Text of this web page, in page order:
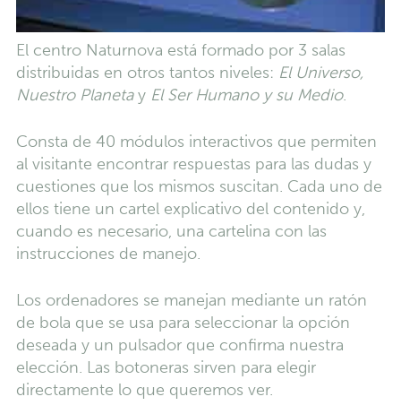
El centro Naturnova está formado por 3 salas
distribuidas en otros tantos niveles: El Universo,
Nuestro Planetay El Ser Humano y su Medio.
Consta de 40 módulos interactivos que permiten
al visitante encontrar respuestas para las dudas y
cuestiones que los mismos suscitan. Cada uno de
ellos tiene un cartel explicativo del contenido y,
cuando es necesario, una cartelina con las
instrucciones de manejo.
Los ordenadores se manejan mediante un ratón
de bola que se usa para seleccionar la opción
deseada y un pulsador que confirma nuestra
elección. Las botoneras sirven para elegir
directamente lo que queremos ver.